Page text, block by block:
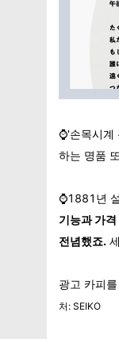
⌚'손목시
하는 명품
⌚1881년
기능과 가
전념했죠.
광고 카피
처: SEIKO